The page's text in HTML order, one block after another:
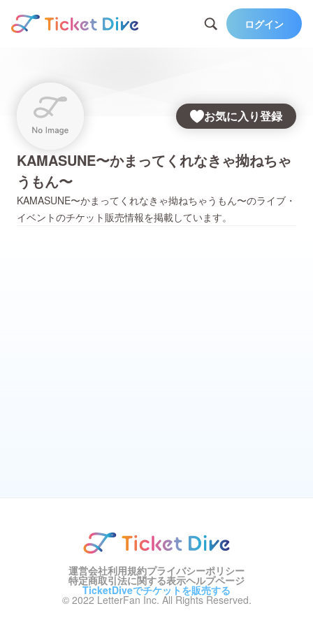
ログイン
お気に入り登録
KAMASUNE〜かまってくれなきゃ拗ねちゃ
うもん〜
KAMASUNE〜かまってくれなきゃ拗ねちゃうもん〜のライブ・
イベントのチケット販売情報を掲載しています。
運営会社利用規約プライバシーポリシー
特定商取引法に関する表示ヘルプページ
TicketDiveでチケットを販売する
© 2022 LetterFan Inc. All Rights Reserved.